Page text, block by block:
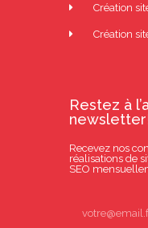
Création
Création
Restez à
Recevez nos
réalisations de
SEO